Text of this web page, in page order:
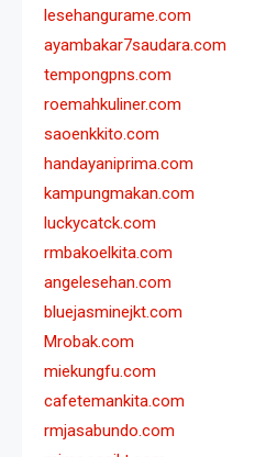
lesehangurame.com
ayambakar7saudara.com
tempongpns.com
roemahkuliner.com
saoenkkito.com
handayaniprima.com
kampungmakan.com
luckycatck.com
rmbakoelkita.com
angelesehan.com
bluejasminejkt.com
Mrobak.com
miekungfu.com
cafetemankita.com
rmjasabundo.com